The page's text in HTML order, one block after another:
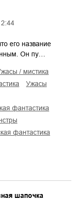
его название
Он пу…
ужасы / мистика
ужасы
фантастика
фантастика
шапочка